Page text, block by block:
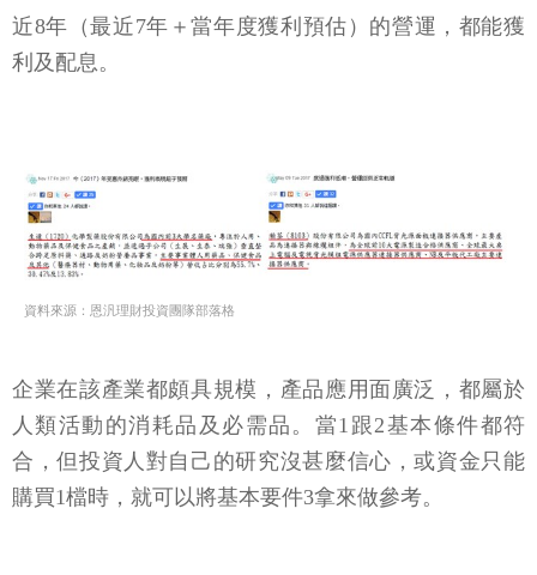
近8年（最近7年＋當年度獲利預估）的營運，都能獲
利及配息。
資料來源：恩汎理財投資團隊部落格
企業在該產業都頗具規模，產品應用面廣泛，都屬於
人類活動的消耗品及必需品。當1跟2基本條件都符
合，但投資人對自己的研究沒甚麼信心，或資金只能
購買1檔時，就可以將基本要件3拿來做參考。